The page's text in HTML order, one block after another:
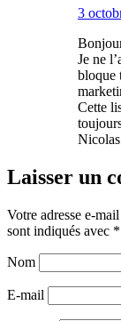
3
Je ne
bloque
Cette
Nicolas
Laisser un
Votre adresse e-
sont indiqués avec *
Nom
E-mail